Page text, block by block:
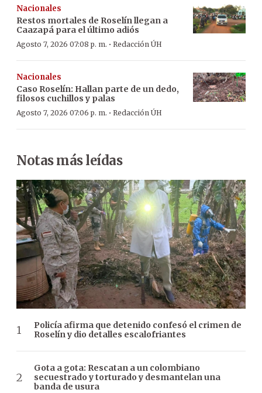
Nacionales
Restos mortales de Roselín llegan a
Caazapá para el último adiós
Agosto 7, 2026 07:08 p. m. · Redacción ÚH
Nacionales
Caso Roselín: Hallan parte de un dedo,
filosos cuchillos y palas
Agosto 7, 2026 07:06 p. m. · Redacción ÚH
Notas más leídas
Policía afirma que detenido confesó el crimen de
Roselín y dio detalles escalofriantes
Gota a gota: Rescatan a un colombiano
secuestrado y torturado y desmantelan una
banda de usura